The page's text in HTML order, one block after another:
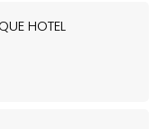
HOTEL